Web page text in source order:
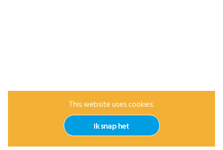
This website uses cookies.
Ik snap het